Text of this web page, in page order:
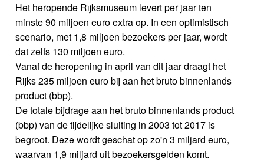
Het heropende Rijksmuseum levert per jaar ten
minste 90 miljoen euro extra op. In een optimistisch
scenario, met 1,8 miljoen bezoekers per jaar, wordt
dat zelfs 130 miljoen euro.
Vanaf de heropening in april van dit jaar draagt het
Rijks 235 miljoen euro bij aan het bruto binnenlands
product (bbp).
De totale bijdrage aan het bruto binnenlands product
(bbp) van de tijdelijke sluiting in 2003 tot 2017 is
begroot. Deze wordt geschat op zo'n 3 miljard euro,
waarvan 1,9 miljard uit bezoekersgelden komt.